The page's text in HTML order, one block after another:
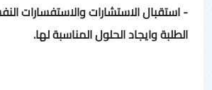
- استقبال الاستشارات والاستفسارات
الطلبة وايجاد الحلول المناسبة لها.